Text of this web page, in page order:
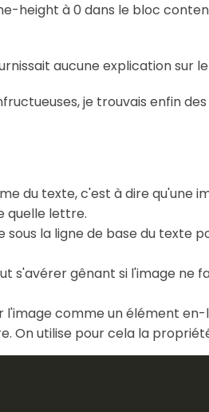
height à 0 dans le bloc
aucune explication sur
je trouvais enfin
du texte, c'est à dire qu'une
quelle lettre.
sous la ligne de base du texte
s'avérer gênant si l'image ne
l'image comme un élément
On utilise pour cela la